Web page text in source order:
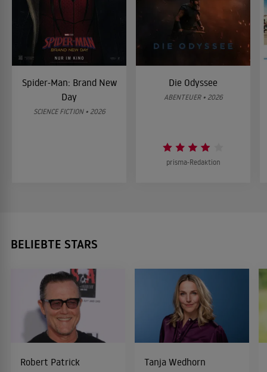
Spider-Man: Brand New
Day
SCIENCE FICTION • 2026
Die Odyssee
ABENTEUER • 2026
prisma-Redaktion
BELIEBTE STARS
Robert Patrick Tanja Wedhorn